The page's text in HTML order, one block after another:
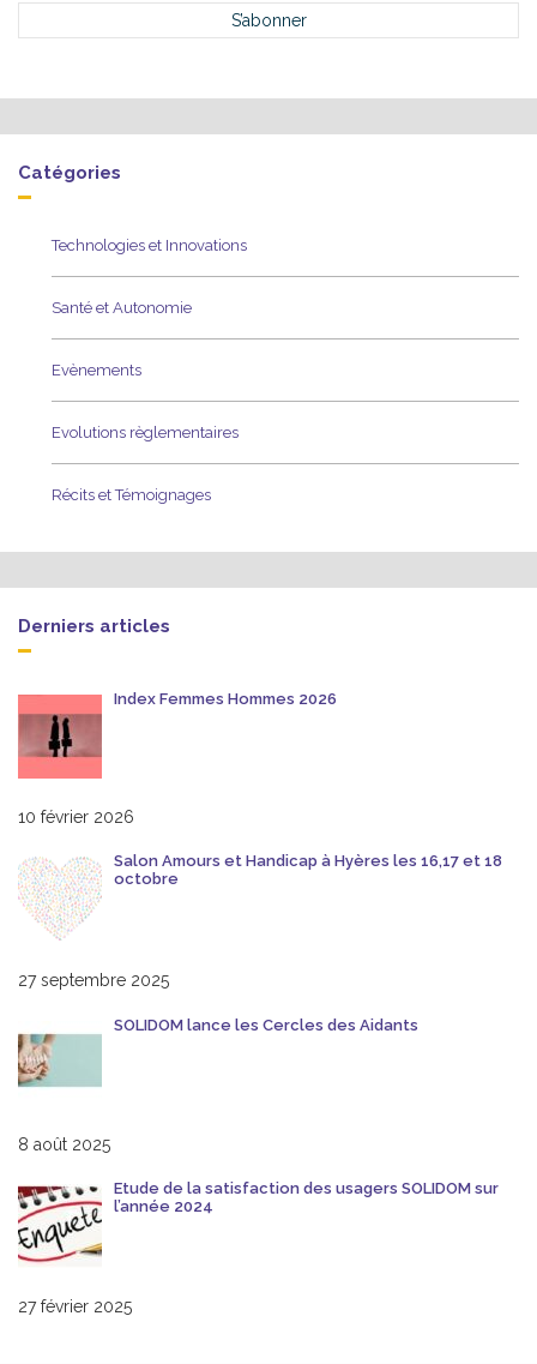
Catégories
Technologies et Innovations
Santé et Autonomie
Evènements
Evolutions règlementaires
Récits et Témoignages
Derniers articles
Index Femmes Hommes 2026
10 février 2026
Salon Amours et Handicap à Hyères les 16,17 et 18
octobre
27 septembre 2025
SOLIDOM lance les Cercles des Aidants
8 août 2025
Etude de la satisfaction des usagers SOLIDOM sur
l’année 2024
27 février 2025